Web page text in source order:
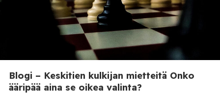
Blogi – Keskitien kulkijan mietteitä Onko
ääripää aina se oikea valinta?